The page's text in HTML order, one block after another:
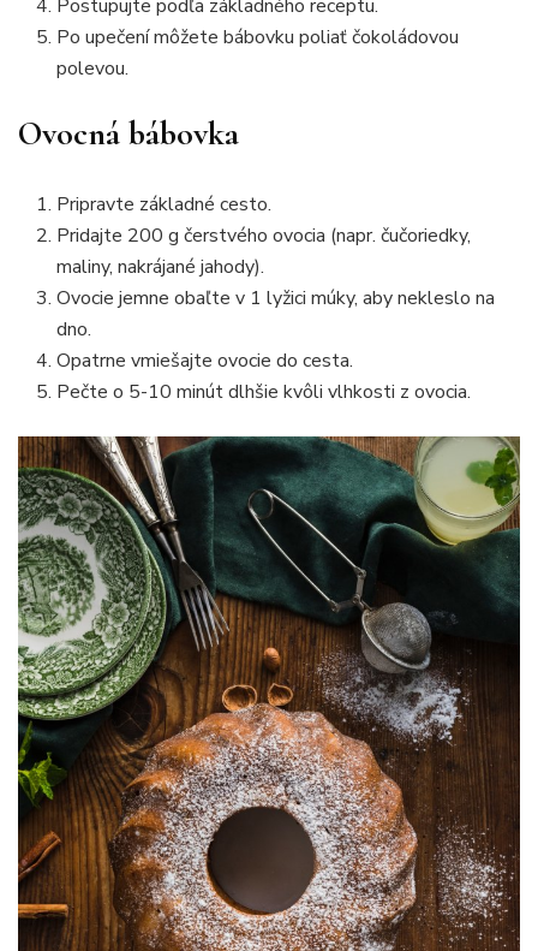
Postupujte podľa základného receptu.
Po upečení môžete bábovku poliať čokoládovou
polevou.
Ovocná bábovka
Pripravte základné cesto.
Pridajte 200 g čerstvého ovocia (napr. čučoriedky,
maliny, nakrájané jahody).
Ovocie jemne obaľte v 1 lyžici múky, aby nekleslo na
dno.
Opatrne vmiešajte ovocie do cesta.
Pečte o 5-10 minút dlhšie kvôli vlhkosti z ovocia.